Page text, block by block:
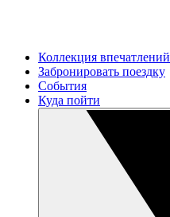
Коллекция впечатлений
Забронировать поездку
События
Куда пойти